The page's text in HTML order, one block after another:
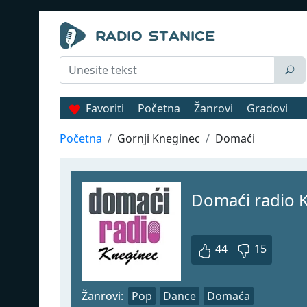
Favoriti Početna Žanrovi
Gradovi
Početna
Gornji Kneginec Domaći
Domaći radio
44 15
Žanrovi: Pop Dance Domaća